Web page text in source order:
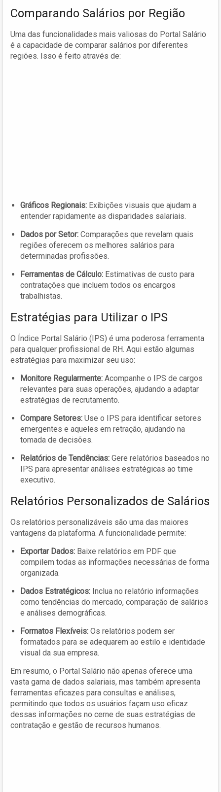
Comparando Salários por Região
Uma das funcionalidades mais valiosas do Portal Salário
é a capacidade de comparar salários por diferentes
regiões. Isso é feito através de:
Gráficos Regionais: Exibições visuais que ajudam a
entender rapidamente as disparidades salariais.
Dados por Setor: Comparações que revelam quais
regiões oferecem os melhores salários para
determinadas profissões.
Ferramentas de Cálculo: Estimativas de custo para
contratações que incluem todos os encargos
trabalhistas.
Estratégias para Utilizar o IPS
O Índice Portal Salário (IPS) é uma poderosa ferramenta
para qualquer profissional de RH. Aqui estão algumas
estratégias para maximizar seu uso:
Monitore Regularmente: Acompanhe o IPS de cargos
relevantes para suas operações, ajudando a adaptar
estratégias de recrutamento.
Compare Setores: Use o IPS para identificar setores
emergentes e aqueles em retração, ajudando na
tomada de decisões.
Relatórios de Tendências: Gere relatórios baseados no
IPS para apresentar análises estratégicas ao time
executivo.
Relatórios Personalizados de Salários
Os relatórios personalizáveis são uma das maiores
vantagens da plataforma. A funcionalidade permite:
Exportar Dados: Baixe relatórios em PDF que
compilem todas as informações necessárias de forma
organizada.
Dados Estratégicos: Inclua no relatório informações
como tendências do mercado, comparação de salários
e análises demográficas.
Formatos Flexíveis: Os relatórios podem ser
formatados para se adequarem ao estilo e identidade
visual da sua empresa.
Em resumo, o Portal Salário não apenas oferece uma
vasta gama de dados salariais, mas também apresenta
ferramentas eficazes para consultas e análises,
permitindo que todos os usuários façam uso eficaz
dessas informações no cerne de suas estratégias de
contratação e gestão de recursos humanos.